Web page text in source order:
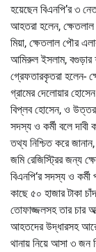
হয়েছেন বিএনপি’র ৩
আহতরা হলেন,
মিয়া, ক্ষেতলাল পৌর
আমিরুল ইসলাম, বগুড়ার
গ্রেফতারকৃতরা হলেন-
গ্রামের দেলোয়ার
বিপ্লব হোসেন, ও উত্তর
সদস্য ও কর্মী বলে দাবী
তথ্য নিশ্চিত করে
জমি রেজিস্ট্রির জন্য
বিএনপি‘র সদস্য ও
কাছে ৫০ হাজার টাকা
তোফাজ্জলসহ তার চার
আহতদের উদ্ধারসহ
থানায় নিয়ে আসা ৩ জন